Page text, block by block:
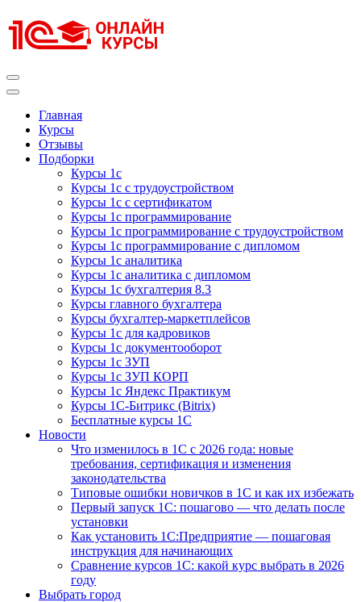
к
содержимому
Главная
Курсы
Отзывы
Подборки
Курсы 1с
Курсы 1с с трудоустройством
Курсы 1с с сертификатом
Курсы 1с программирование
Курсы 1с программирование с трудоустройством
Курсы 1с программирование с дипломом
Курсы 1с аналитика
Курсы 1с аналитика с дипломом
Курсы 1с бухгалтерия 8.3
Курсы главного бухгалтера
Курсы бухгалтер-маркетплейсов
Курсы 1с для кадровиков
Курсы 1с документооборот
Курсы 1с ЗУП
Курсы 1с ЗУП КОРП
Курсы 1с Яндекс Практикум
Курсы 1С-Битрикс (Bitrix)
Бесплатные курсы 1С
Новости
Что изменилось в 1С с 2026 года: новые
требования, сертификация и изменения
законодательства
Типовые ошибки новичков в 1С и как их избежать
Первый запуск 1С: пошагово — что делать после
установки
Как установить 1С:Предприятие — пошаговая
инструкция для начинающих
Сравнение курсов 1С: какой курс выбрать в 2026
году
Выбрать город